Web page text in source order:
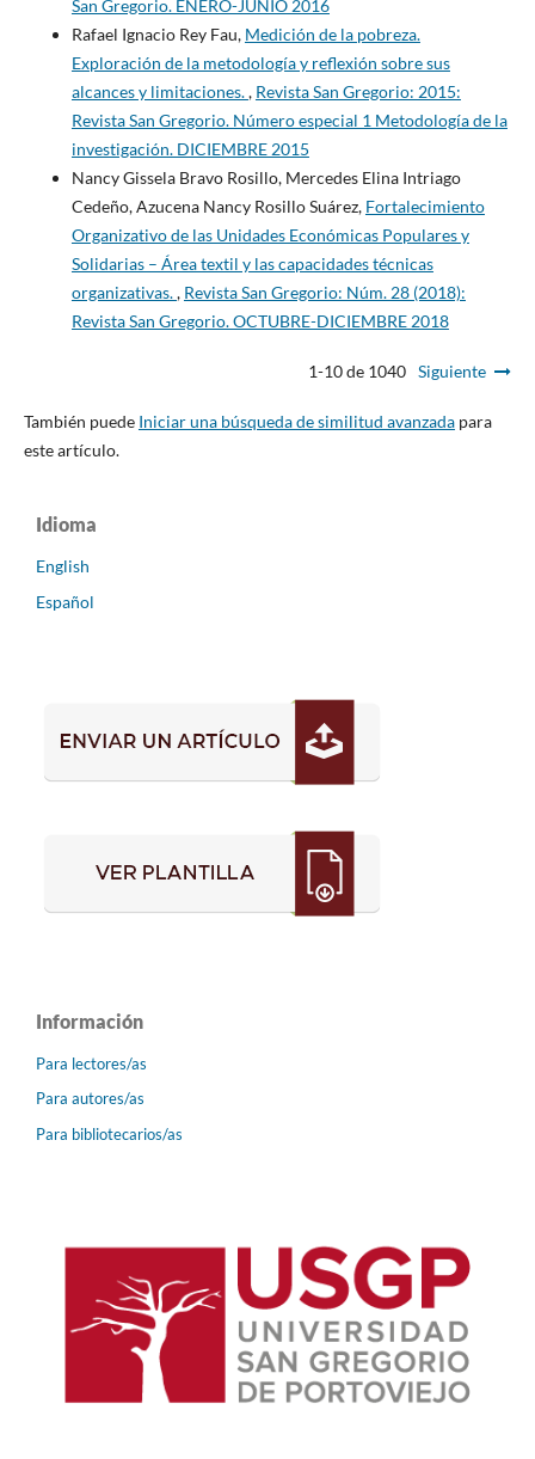
San Gregorio. ENERO-JUNIO 2016
Rafael Ignacio Rey Fau, Medición de la pobreza.
Exploración de la metodología y reflexión sobre sus
alcances y limitaciones., Revista San Gregorio: 2015:
Revista San Gregorio. Número especial 1 Metodología de la
investigación. DICIEMBRE 2015
Nancy Gissela Bravo Rosillo, Mercedes Elina Intriago
Cedeño, Azucena Nancy Rosillo Suárez, Fortalecimiento
Organizativo de las Unidades Económicas Populares y
Solidarias – Área textil y las capacidades técnicas
organizativas., Revista San Gregorio: Núm. 28 (2018):
Revista San Gregorio. OCTUBRE-DICIEMBRE 2018
1-10 de 1040 Siguiente
También puede Iniciar una búsqueda de similitud avanzadapara
este artículo.
Idioma
English
Español
Información
Para lectores/as
Para autores/as
Para bibliotecarios/as